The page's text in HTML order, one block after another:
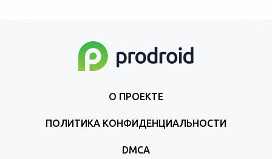
О ПРОЕКТЕ
ПОЛИТИКА КОНФИДЕНЦИАЛЬНОСТИ
DMCA